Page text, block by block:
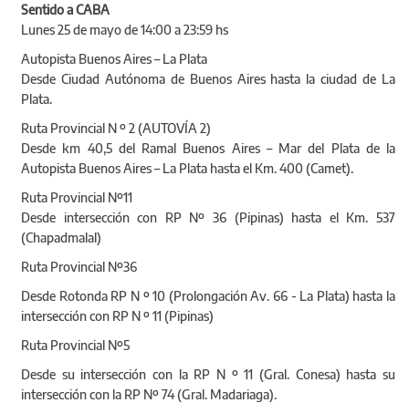
Sentido a CABA
Lunes 25 de mayo de 14:00 a 23:59 hs
Autopista Buenos Aires – La Plata
Desde Ciudad Autónoma de Buenos Aires hasta la ciudad de La
Plata.
Ruta Provincial N º 2 (AUTOVÍA 2)
Desde km 40,5 del Ramal Buenos Aires – Mar del Plata de la
Autopista Buenos Aires – La Plata hasta el Km. 400 (Camet).
Ruta Provincial Nº11
Desde intersección con RP Nº 36 (Pipinas) hasta el Km. 537
(Chapadmalal)
Ruta Provincial Nº36
Desde Rotonda RP N º 10 (Prolongación Av. 66 - La Plata) hasta la
intersección con RP N º 11 (Pipinas)
Ruta Provincial Nº5
Desde su intersección con la RP N º 11 (Gral. Conesa) hasta su
intersección con la RP Nº 74 (Gral. Madariaga).